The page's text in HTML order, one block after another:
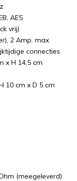
AES
vrij)
2 Amp. max
connecties
x H 14,5 cm
10 cm x D 5 cm
(meegeleverd)